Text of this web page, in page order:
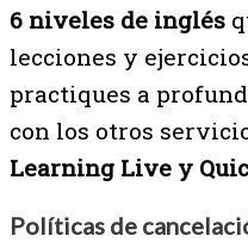
6 niveles de inglés
lecciones y
practiques a
con los otros
Learning Live y
Políticas de